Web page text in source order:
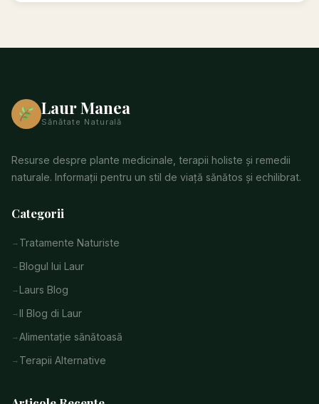
Laur Manea
Sănătate Naturală
Resurse despre plante medicinale, terapii holiste și remedii
naturale. Informații pentru un stil de viață sănătos și echilibrat.
Categorii
Tratamente Naturiste
Blogul lui Laur
Laurs Blog
Il Blog di Laur
Alimentație sănătoasă
Terapii Alternative